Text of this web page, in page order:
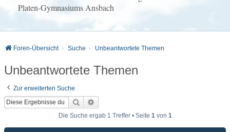
Platen-Gymnasiums Ansbach
Foren-Übersicht Suche Unbeantwortete Themen
Unbeantwortete Themen
Zur erweiterten Suche
Suche
Die Suche ergab 1 Treffer • Seite 1von 1